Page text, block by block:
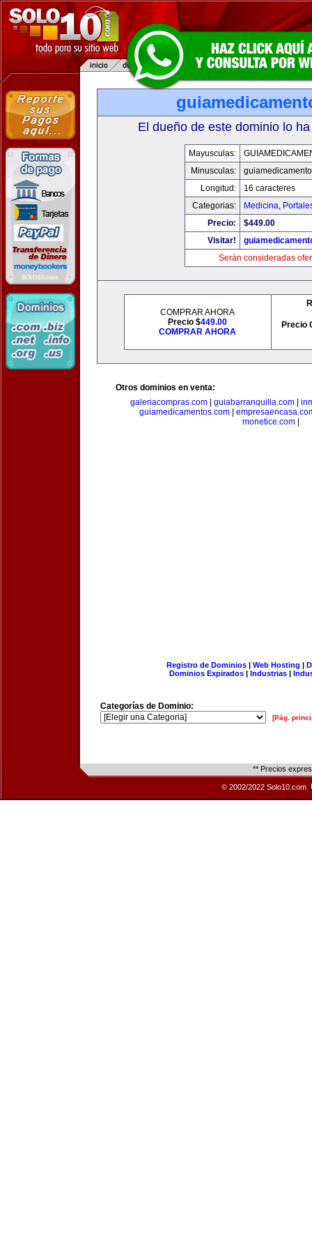
El dueño de este dominio lo
Mayusculas:
Minusculas:
Longitud:
16 caracteres
Categorias:
Medicina,
Precio:
$449.00
Visitar!
Serán consideradas
COMPRAR AHORA
Precio $449.00
COMPRAR AHORA
Precio
Otros dominios en venta:
galeriacompras.com
guiabarranquilla.com
guiamedicamentos.com|
monetice.com
Registro de Dominios| Web Hosting |
Dominios Expirados | Industrias |
Categorías de Dominio:
[Pág.
** Precios
© 2002/2022 Solo10.com